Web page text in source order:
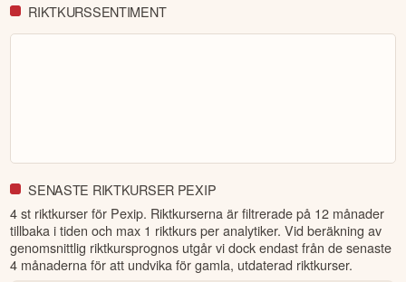
RIKTKURSSENTIMENT
SENASTE RIKTKURSER PEXIP
4 st riktkurser för Pexip. Riktkurserna är filtrerade på 12 månader
tillbaka i tiden och max 1 riktkurs per analytiker. Vid beräkning av
genomsnittlig riktkursprognos utgår vi dock endast från de senaste
4 månaderna för att undvika för gamla, utdaterad riktkurser.